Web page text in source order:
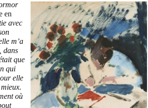
en
avec
m’a
dans
que
qui
elle
où